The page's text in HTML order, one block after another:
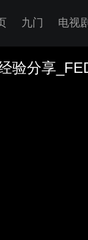
九门 电视剧
验分享